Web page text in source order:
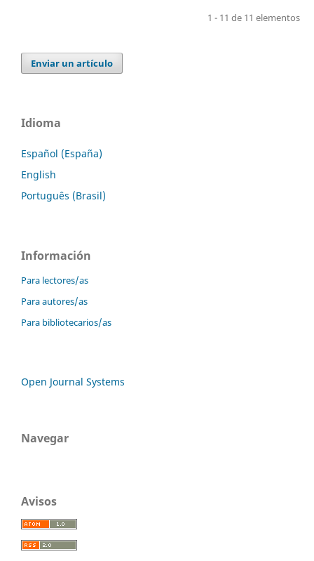
1 - 11 de 11 elementos
Enviar un artículo
Idioma
Español (España)
English
Português (Brasil)
Información
Para lectores/as
Para autores/as
Para bibliotecarios/as
Open Journal Systems
Navegar
Avisos